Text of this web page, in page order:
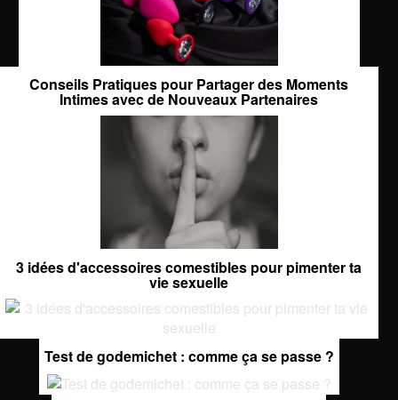
Conseils Pratiques pour Partager des Moments
Intimes avec de Nouveaux Partenaires
3 idées d'accessoires comestibles pour pimenter ta
vie sexuelle
Test de godemichet : comme ça se passe ?